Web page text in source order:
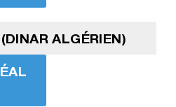
ALGÉRIEN)